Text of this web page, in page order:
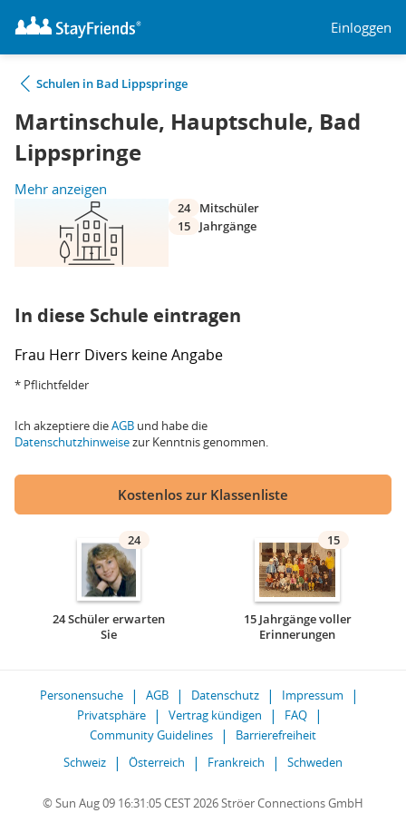
Einloggen
Schulen in Bad Lippspringe
Martinschule, Hauptschule, Bad
Lippspringe
Mehr anzeigen
24
Mitschüler
15
Jahrgänge
In diese Schule eintragen
Frau Herr Divers keine Angabe
* Pflichtfelder
Ich akzeptiere dieAGB und habe die
Datenschutzhinweisezur Kenntnis genommen.
Kostenlos zur Klassenliste
24
24 Schüler erwarten
Sie
15
15 Jahrgänge voller
Erinnerungen
Personensuche AGB Datenschutz
Impressum
Privatsphäre
Vertrag kündigen
FAQ
Community Guidelines
Barrierefreiheit
Schweiz
Österreich Frankreich Schweden
© Sun Aug 09 16:31:05 CEST 2026 Ströer Connections GmbH